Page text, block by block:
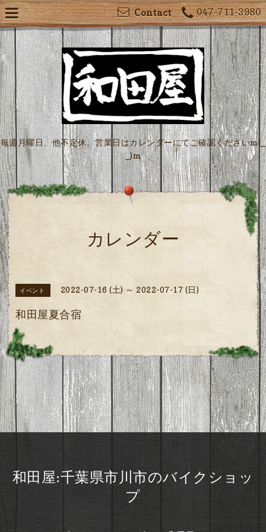
047-711-3980
Contact
毎週月曜日、他不定休。営業日はカレンダーにてご確認くださいm(_
_)m
カレンダー
イベント 2022-07-16 (土) ～ 2022-07-17 (日)
和田屋夏合宿
和田屋:千葉県市川市のバイクショッ
プ